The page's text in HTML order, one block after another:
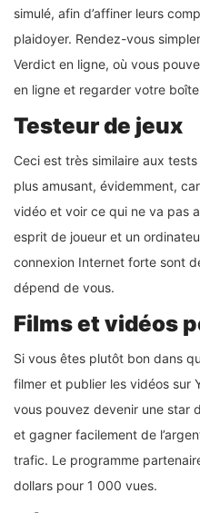
simulé, afin d’affiner leurs
plaidoyer. Rendez-vous
Verdict en ligne, où vous
en ligne et regarder votre
Testeur de jeux
Ceci est très similaire aux
plus amusant, évidemment,
vidéo et voir ce qui ne va pas
esprit de joueur et un
connexion Internet forte sont
dépend de vous.
Films et vidéos
Si vous êtes plutôt bon dans
filmer et publier les vidéos sur
vous pouvez devenir une star
et gagner facilement de
trafic. Le programme
dollars pour 1 000 vues.